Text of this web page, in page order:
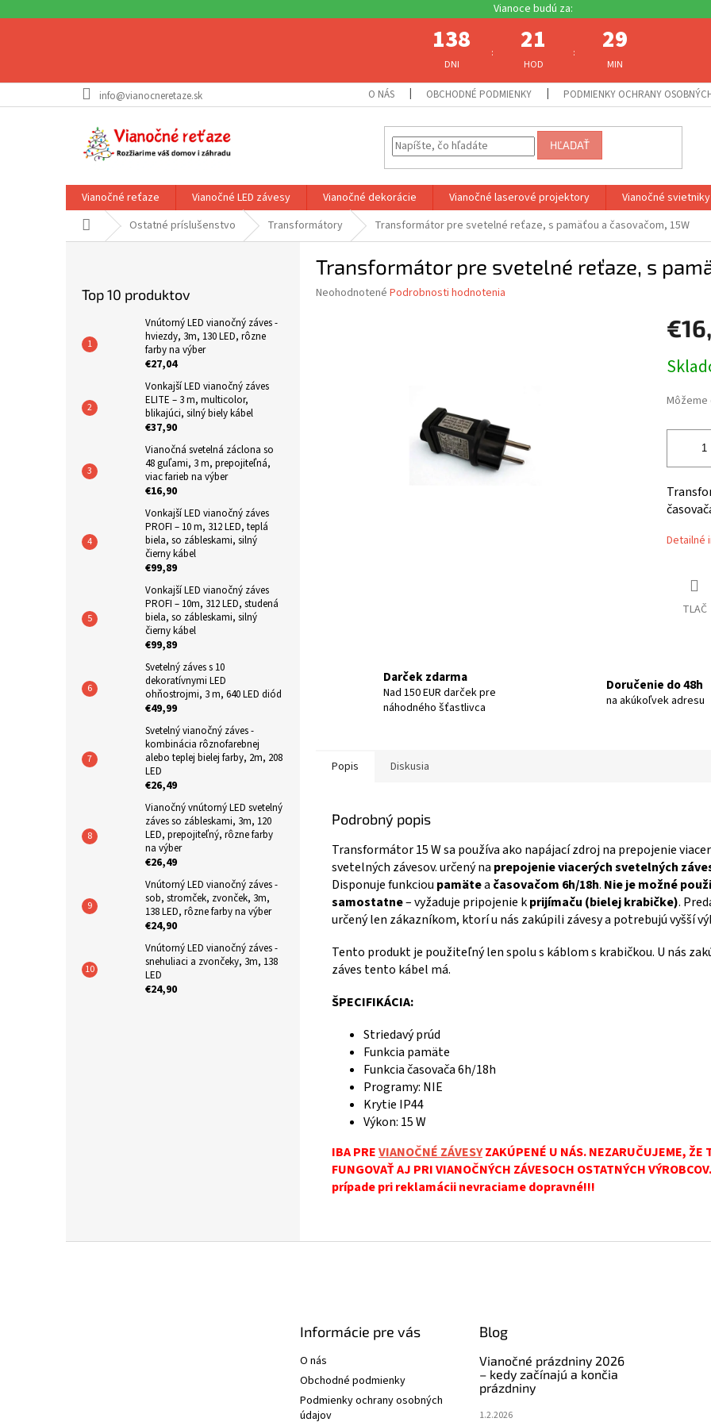
138
DNI
: 21
HOD
: 29
MIN
na
info@vianocneretaze.sk O NÁS OBCHODNÉ PODMIENKY PODMIENKY OCHRANY
HĽADAŤ
Vianočné reťaze Vianočné LED závesy Vianočné dekorácie Vianočné laserové projektory Vianočné
Domov Ostatné príslušenstvo Transformátory Transformátor pre svetelné reťaze, s pamäťou a časovačom, 15W
Top 10 produktov
Vnútorný LED vianočný záves -
hviezdy, 3m, 130 LED, rôzne
farby na výber
€27,04
Vonkajší LED vianočný záves
ELITE – 3 m, multicolor,
blikajúci, silný biely kábel
€37,90
Vianočná svetelná záclona so
48 guľami, 3 m, prepojiteľná,
viac farieb na výber
€16,90
Vonkajší LED vianočný záves
PROFI – 10 m, 312 LED, teplá
biela, so zábleskami, silný
čierny kábel
€99,89
Vonkajší LED vianočný záves
PROFI – 10m, 312 LED, studená
biela, so zábleskami, silný
čierny kábel
€99,89
Svetelný záves s 10
dekoratívnymi LED
ohňostrojmi, 3 m, 640 LED diód
€49,99
Svetelný vianočný záves -
kombinácia rôznofarebnej
alebo teplej bielej farby, 2m, 208
LED
€26,49
Vianočný vnútorný LED svetelný
záves so zábleskami, 3m, 120
LED, prepojiteľný, rôzne farby
na výber
€26,49
Vnútorný LED vianočný záves -
sob, stromček, zvonček, 3m,
138 LED, rôzne farby na výber
€24,90
Vnútorný LED vianočný záves -
snehuliaci a zvončeky, 3m, 138
LED
€24,90
Transformátor pre svetelné reťaze, s
Priemerné
Neohodnotené Podrobnosti hodnotenia
cena:
Detailné
TLAČ
Darček zdarma
Nad 150 EUR darček pre
náhodného šťastlivca
Doručenie do 48h
na akúkoľvek adresu
Popis Diskusia
Podrobný popis
Transformátor 15 W sa používa ako napájací zdroj na prepojenie
svetelných závesov. určený na prepojenie viacerých svetelných
Disponuje funkciou pamätea časovačom 6h/18h. Nie je možné
samostatne– vyžaduje pripojenie kprijímaču (bielej krabičke).
určený len zákazníkom, ktorí u nás zakúpili závesy a potrebujú vyšší
Tento produkt je použiteľný len spolu s káblom s krabičkou. U nás
záves tento kábel má.
ŠPECIFIKÁCIA:
Striedavý prúd
Funkcia pamäte
Funkcia časovača 6h/18h
Programy: NIE
Krytie IP44
Výkon: 15 W
IBA PREVIANOČNÉ ZÁVESYZAKÚPENÉ U NÁS. NEZARUČUJEME, ŽE
FUNGOVAŤ AJ PRI VIANOČNÝCH ZÁVESOCH OSTATNÝCH
prípade pri reklamácii nevraciame dopravné!!!
Informácie pre vás
O nás
Obchodné podmienky
Podmienky ochrany osobných
údajov
Blog
Vianočné prázdniny 2026
– kedy začínajú a končia
prázdniny
1.2.2026